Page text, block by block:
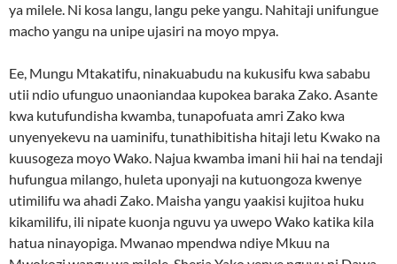
ya milele. Ni kosa langu, langu peke yangu. Nahitaji unifungue
macho yangu na unipe ujasiri na moyo mpya.
Ee, Mungu Mtakatifu, ninakuabudu na kukusifu kwa sababu
utii ndio ufunguo unaoniandaa kupokea baraka Zako. Asante
kwa kutufundisha kwamba, tunapofuata amri Zako kwa
unyenyekevu na uaminifu, tunathibitisha hitaji letu Kwako na
kuusogeza moyo Wako. Najua kwamba imani hii hai na tendaji
hufungua milango, huleta uponyaji na kutuongoza kwenye
utimilifu wa ahadi Zako. Maisha yangu yaakisi kujitoa huku
kikamilifu, ili nipate kuonja nguvu ya uwepo Wako katika kila
hatua ninayopiga. Mwanao mpendwa ndiye Mkuu na